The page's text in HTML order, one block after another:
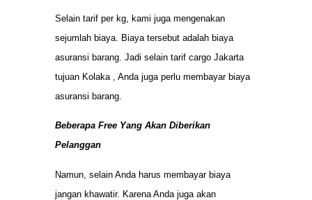
Selain tarif per kg, kami juga mengenakan
sejumlah biaya. Biaya tersebut adalah biaya
asuransi barang. Jadi selain tarif cargo Jakarta
tujuan Kolaka , Anda juga perlu membayar biaya
asuransi barang.
Beberapa Free Yang Akan Diberikan
Pelanggan
Namun, selain Anda harus membayar biaya
jangan khawatir. Karena Anda juga akan